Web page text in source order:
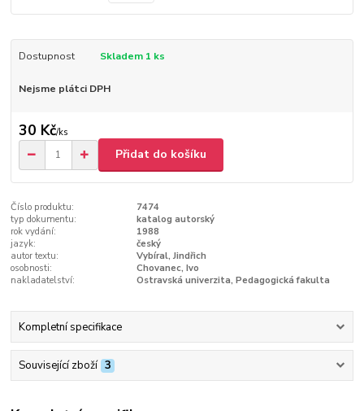
Dostupnost Skladem 1 ks
Nejsme plátci DPH
30 Kč/ks
Přidat do košíku
Číslo produktu:
7474
typ dokumentu:
katalog autorský
rok vydání:
1988
jazyk:
český
autor textu:
Vybíral, Jindřich
osobnosti:
Chovanec, Ivo
nakladatelství:
Ostravská univerzita, Pedagogická fakulta
Kompletní specifikace
Související zboží 3